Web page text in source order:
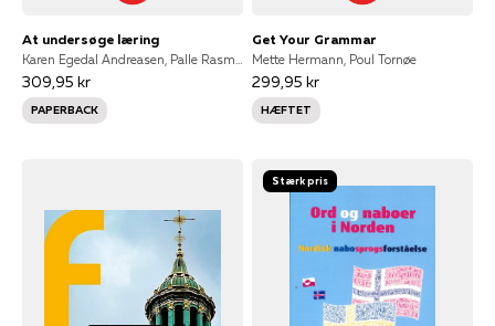
At undersøge læring
Karen Egedal Andreasen, Palle Rasmussen, Annie Aarup Jensen, Annette Rasmussen, Christian Ydesen og Ole Ravn, Christian Ydesen, Ole Ravn
309,95 kr
PAPERBACK
Get Your Grammar
Mette Hermann, Poul Tornøe
299,95 kr
HÆFTET
Stærk pris